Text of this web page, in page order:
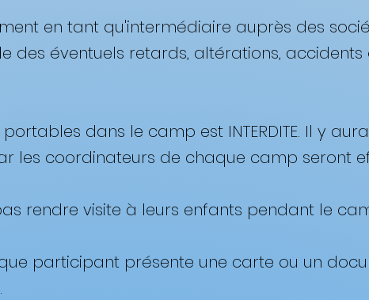
en tant qu'intermédiaire auprès des
des éventuels retards, altérations, accidents
dans le camp est INTERDITE. Il y
les coordinateurs de chaque camp seront
rendre visite à leurs enfants pendant le
participant présente une carte ou un